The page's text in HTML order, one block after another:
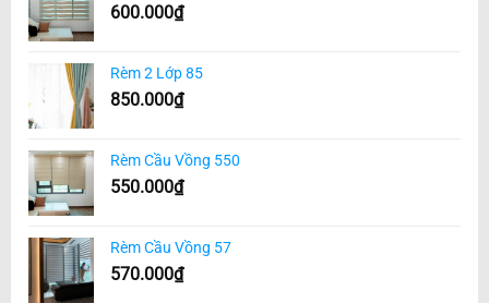
600.000₫
Rèm 2 Lớp 85
850.000₫
Rèm Cầu Vồng 550
550.000₫
Rèm Cầu Vồng 57
570.000₫